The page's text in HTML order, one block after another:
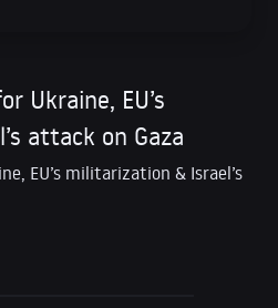
Ukraine, EU’s
attack on Gaza
EU’s militarization & Israel’s